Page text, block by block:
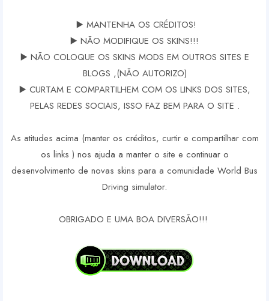
▶️ MANTENHA OS CRÉDITOS!
▶️ NÃO MODIFIQUE OS SKINS!!!
▶️ NÃO COLOQUE OS SKINS MODS EM OUTROS SITES E
BLOGS ,(NÃO AUTORIZO)
▶️ CURTAM E COMPARTILHEM COM OS LINKS DOS SITES,
PELAS REDES SOCIAIS, ISSO FAZ BEM PARA O SITE .
As atitudes acima (manter os créditos, curtir e compartilhar com
os links ) nos ajuda a manter o site e continuar o
desenvolvimento de novas skins para a comunidade World Bus
Driving simulator.
OBRIGADO E UMA BOA DIVERSÃO!!!